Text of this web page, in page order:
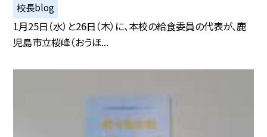
校長blog
1月25日（水）と26日（木）に、本校の給食委員の代表が、鹿
児島市立桜峰（おうほ...